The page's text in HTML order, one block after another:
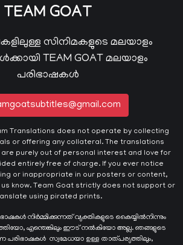
TEAM GOAT
സിനിമകളുടെ മലയാളം
TEAM GOAT മലയാളം
പരിഭാഷകൾ
Translations does not operate by collecting
or offering any collateral. The translations
purely out of personal interest and love for
entirely free of charge. If you ever notice
or inappropriate in our posters or content,
know. Team Goat strictly does not support or
using pirated prints.
നിർമ്മിക്കുന്നത് വ്യക്തികളുടെ കൈയ്യില്‍നിന്നും
എന്തെങ്കിലും ഈട് നൽകിയോ അല്ല. ഞങ്ങളുടെ
പരിഭാഷകള്‍ സ്വമേധയാ ഉള്ള താത്പര്യത്തിലും,